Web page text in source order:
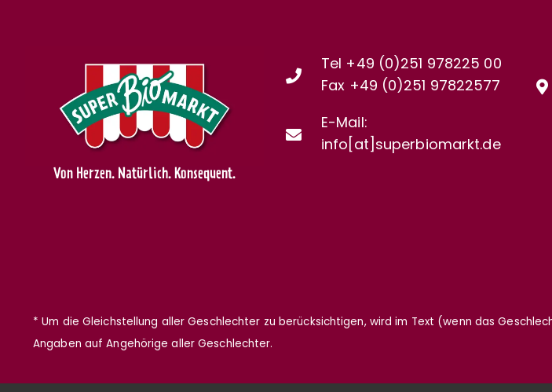
Von Herzen. Natürlich. Konsequent.
Tel +49 (0)251 978225 00
Fax +49 (0)251 97822577
E-Mail:
info[at]superbiomarkt.de
* Um die Gleichstellung aller Geschlechter zu berücksichtigen, wird im Text (wenn das
Angaben auf Angehörige aller Geschlechter.